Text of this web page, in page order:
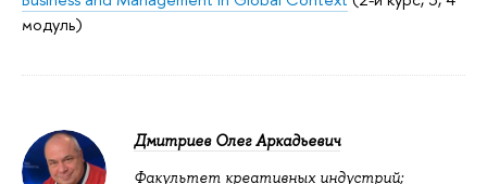
модуль)
Дмитриев Олег Аркадьевич
Факультет креативных индустрий;